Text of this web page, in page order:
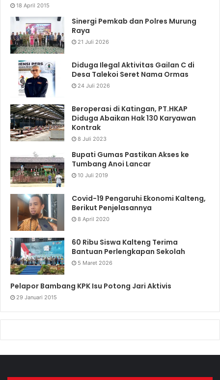
18 April 2015
Sinergi Pemkab dan Polres Murung
Raya
21 Juli 2026
Diduga Ilegal Aktivitas Gailan C di
Desa Talekoi Seret Nama Ormas
24 Juli 2026
Beroperasi di Katingan, PT.HKAP
Diduga Abaikan Hak 130 Karyawan
Kontrak
8 Juli 2023
Bupati Gumas Pastikan Akses ke
Tumbang Anoi Lancar
10 Juli 2019
Covid-19 Pengaruhi Ekonomi Kalteng,
Berikut Penjelasannya
8 April 2020
60 Ribu Siswa Kalteng Terima
Bantuan Perlengkapan Sekolah
5 Maret 2026
Pelapor Bambang KPK Isu Potong Jari Aktivis
29 Januari 2015